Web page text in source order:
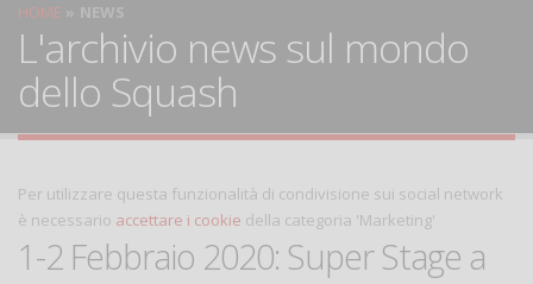
HOME NEWS
L'archivio news sul mondo
dello Squash
Per utilizzare questa funzionalità di condivisione sui social network
è necessario accettare i cookie della categoria 'Marketing'
1-2 Febbraio 2020: Super Stage a